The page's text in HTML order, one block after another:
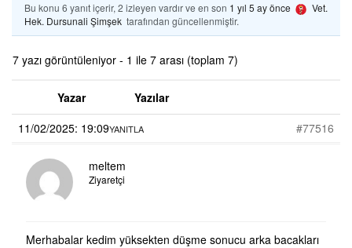
Bu konu 6 yanıt içerir, 2 izleyen vardır ve en son 1 yıl 5 ay önce
Vet.
Hek. Dursunali Şimşek tarafından güncellenmiştir.
7 yazı görüntüleniyor - 1 ile 7 arası (toplam 7)
Yazar
Yazılar
11/02/2025: 19:09
#77516
YANITLA
meltem
Ziyaretçi
Merhabalar kedim yüksekten düşme sonucu arka bacakları